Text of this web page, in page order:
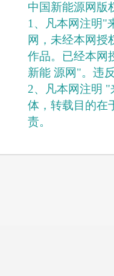
中国新能源网版
1、凡本网注明"
网，未经本网授
作品。已经本网
新能 源网"。违
2、凡本网注明
体，转载目的在
责。